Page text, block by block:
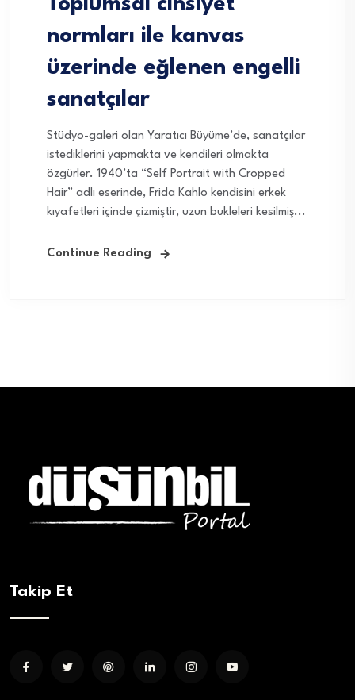
Toplumsal cinsiyet
normları ile kanvas
üzerinde eğlenen engelli
sanatçılar
Stüdyo-galeri olan Yaratıcı Büyüme’de, sanatçılar
istediklerini yapmakta ve kendileri olmakta
özgürler. 1940’ta “Self Portrait with Cropped
Hair” adlı eserinde, Frida Kahlo kendisini erkek
kıyafetleri içinde çizmiştir, uzun bukleleri kesilmiş...
Continue Reading
Takip Et